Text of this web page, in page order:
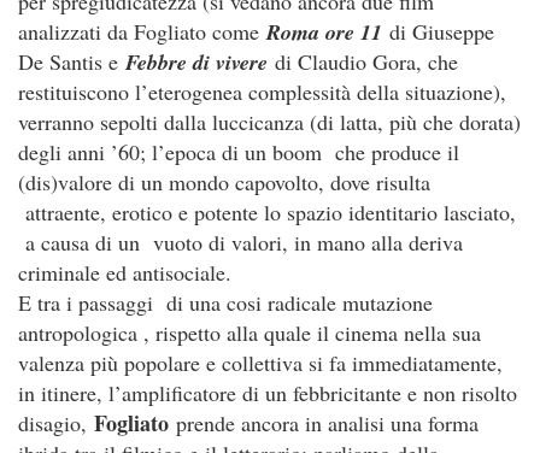
analizzati da Fogliato comeRoma ore 11 di Giuseppe
De Santis e Febbre di vivere di Claudio Gora, che
restituiscono l’eterogenea complessità della situazione),
verranno sepolti dalla luccicanza (di latta, più che dorata)
degli anni ’60; l’epoca di un boom che produce il
(dis)valore di un mondo capovolto, dove risulta
attraente, erotico e potente lo spazio identitario lasciato,
a causa di un vuoto di valori, in mano alla deriva
criminale ed antisociale.
E tra i passaggi di una cosi radicale mutazione
antropologica , rispetto alla quale il cinema nella sua
valenza più popolare e collettiva si fa immediatamente,
in itinere, l’amplificatore di un febbricitante e non risolto
disagio, Fogliato prende ancora in analisi una forma